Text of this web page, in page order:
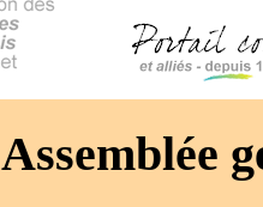
Assemblée